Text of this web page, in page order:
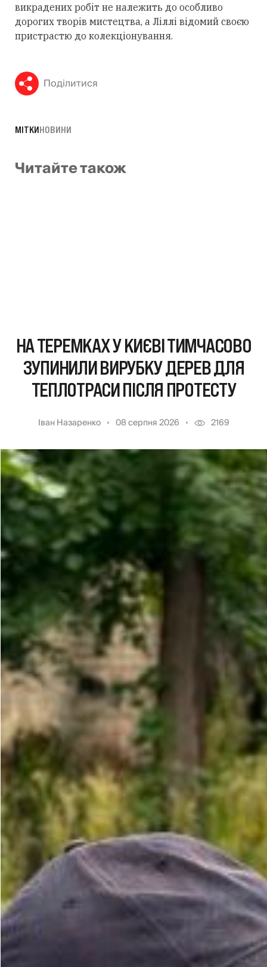
викрадених робіт не належить до особливо
дорогих творів мистецтва, а Ліллі відомий своєю
пристрастю до колекціонування.
Поділитися
МІТКИНОВИНИ
Читайте також
НА ТЕРЕМКАХ У КИЄВІ ТИМЧАСОВО
ЗУПИНИЛИ ВИРУБКУ ДЕРЕВ ДЛЯ
ТЕПЛОТРАСИ ПІСЛЯ ПРОТЕСТУ
Іван Назаренко 08 серпня 2026 2169